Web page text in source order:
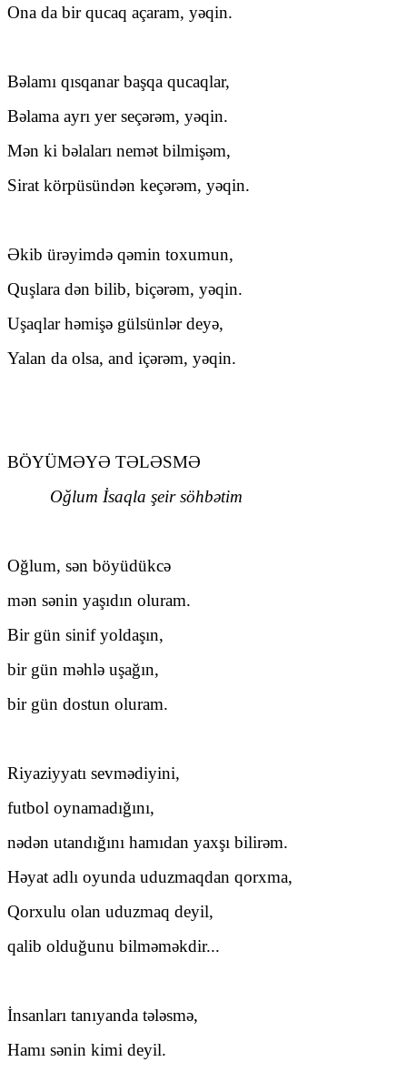
Ona da bir qucaq açaram, yəqin.
Bəlamı qısqanar başqa qucaqlar,
Bəlama ayrı yer seçərəm, yəqin.
Mən ki bəlaları nemət bilmişəm,
Sirat körpüsündən keçərəm, yəqin.
Əkib ürəyimdə qəmin toxumun,
Quşlara dən bilib, biçərəm, yəqin.
Uşaqlar həmişə gülsünlər deyə,
Yalan da olsa, and içərəm, yəqin.
BÖYÜMƏYƏ TƏLƏSMƏ
Oğlum İsaqla şeir söhbətim
Oğlum, sən böyüdükcə
mən sənin yaşıdın oluram.
Bir gün sinif yoldaşın,
bir gün məhlə uşağın,
bir gün dostun oluram.
Riyaziyyatı sevmədiyini,
futbol oynamadığını,
nədən utandığını hamıdan yaxşı bilirəm.
Həyat adlı oyunda uduzmaqdan qorxma,
Qorxulu olan uduzmaq deyil,
qalib olduğunu bilməməkdir...
İnsanları tanıyanda tələsmə,
Hamı sənin kimi deyil.